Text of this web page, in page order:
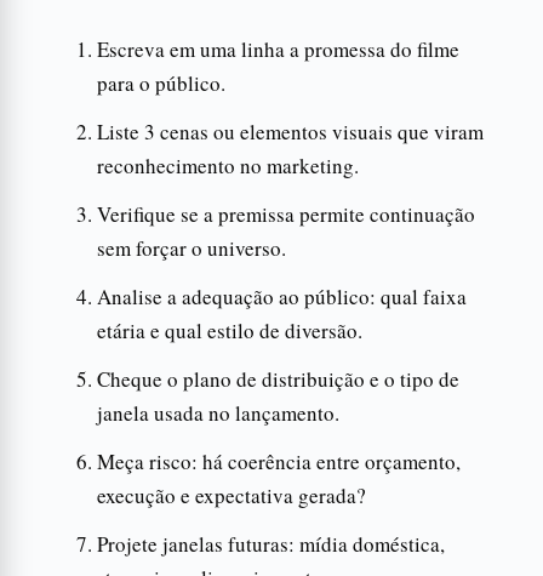
Escreva em uma linha a promessa do filme
para o público.
Liste 3 cenas ou elementos visuais que viram
reconhecimento no marketing.
Verifique se a premissa permite continuação
sem forçar o universo.
Analise a adequação ao público: qual faixa
etária e qual estilo de diversão.
Cheque o plano de distribuição e o tipo de
janela usada no lançamento.
Meça risco: há coerência entre orçamento,
execução e expectativa gerada?
Projete janelas futuras: mídia doméstica,